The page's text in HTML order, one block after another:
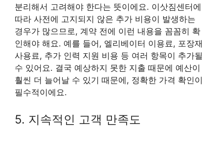
분리해서 고려해야 한다는 뜻이에요. 이삿짐센터에
따라 사전에 고지되지 않은 추가 비용이 발생하는
경우가 많으므로, 계약 전에 이런 내용을 꼼꼼히 확
인해야 해요. 예를 들어, 엘리베이터 이용료, 포장재
사용료, 추가 인력 지원 비용 등 여러 항목이 추가될
수 있어요. 결국 예상하지 못한 지출 때문에 예산이
훨씬 더 늘어날 수 있기 때문에, 정확한 가격 확인이
필수적이에요.
5. 지속적인 고객 만족도